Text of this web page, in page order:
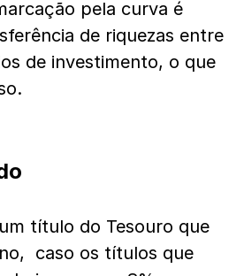
pela curva é
de riquezas entre
de investimento, o que
título do Tesouro que
caso os títulos que